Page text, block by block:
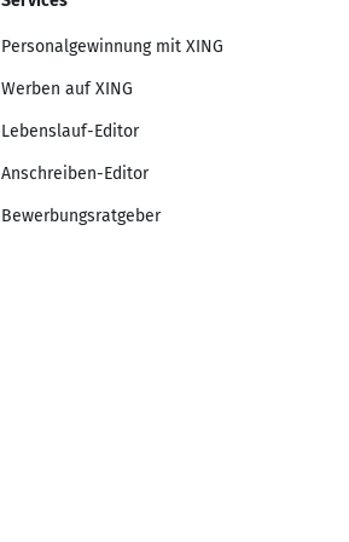
Personalgewinnung mit XING
Werben auf XING
Lebenslauf-Editor
Anschreiben-Editor
Bewerbungsratgeber